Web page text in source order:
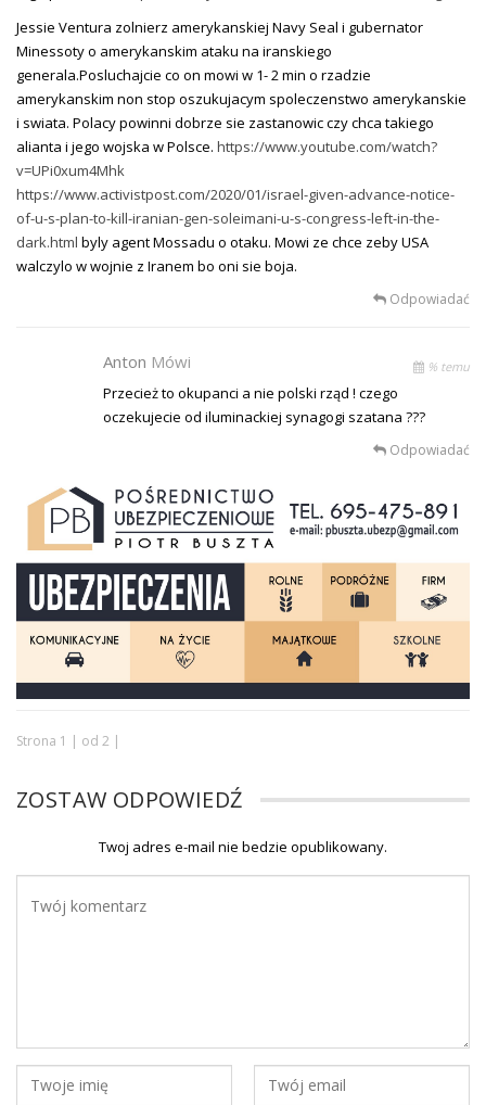
Jessie Ventura zolnierz amerykanskiej Navy Seal i gubernator
Minessoty o amerykanskim ataku na iranskiego
generala.Posluchajcie co on mowi w 1- 2 min o rzadzie
amerykanskim non stop oszukujacym spoleczenstwo amerykanskie
i swiata. Polacy powinni dobrze sie zastanowic czy chca takiego
alianta i jego wojska w Polsce. https://www.youtube.com/watch?
v=UPi0xum4Mhk
https://www.activistpost.com/2020/01/israel-given-advance-notice-
of-u-s-plan-to-kill-iranian-gen-soleimani-u-s-congress-left-in-the-
dark.html byly agent Mossadu o otaku. Mowi ze chce zeby USA
walczylo w wojnie z Iranem bo oni sie boja.
Odpowiadać
Anton Mówi % temu
Przecież to okupanci a nie polski rząd ! czego
oczekujecie od iluminackiej synagogi szatana ???
Odpowiadać
Strona 1 | od 2 |
ZOSTAW ODPOWIEDŹ
Twoj adres e-mail nie bedzie opublikowany.